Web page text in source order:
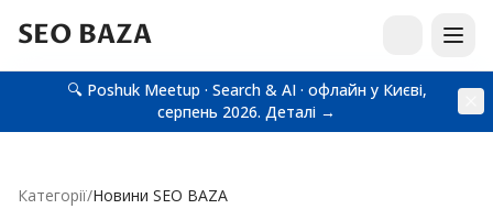
SEO BAZA
🔍 Poshuk Meetup · Search & AI · офлайн у Києві,
серпень 2026. Деталі →
Категорії/Новини SEO BAZA